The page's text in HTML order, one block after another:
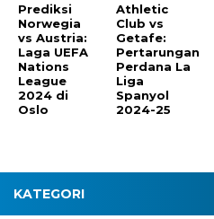
Prediksi
Norwegia
vs Austria:
Laga UEFA
Nations
League
2024 di
Oslo
Athletic
Club vs
Getafe:
Pertarungan
Perdana La
Liga
Spanyol
2024-25
KATEGORI